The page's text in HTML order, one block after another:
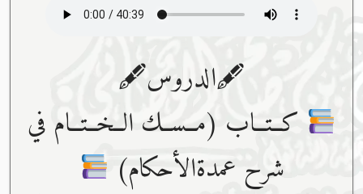
🖋الدروس🖋
كــتــاب (مــســك الــخــتــام في
شرح عمدةالأحكام)